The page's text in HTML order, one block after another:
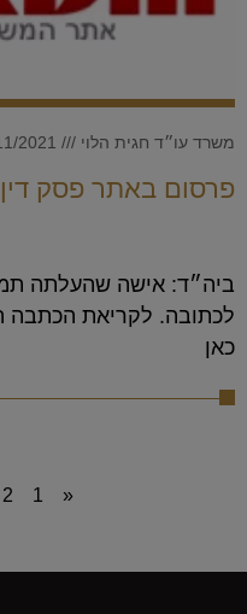
פרסום באתר פסק דין –
משרד עו״ד חגית הלוי
ביה״ד: אישה שהעלתה
לכתובה. לקריאת הכתבה
כאן
«
1
2